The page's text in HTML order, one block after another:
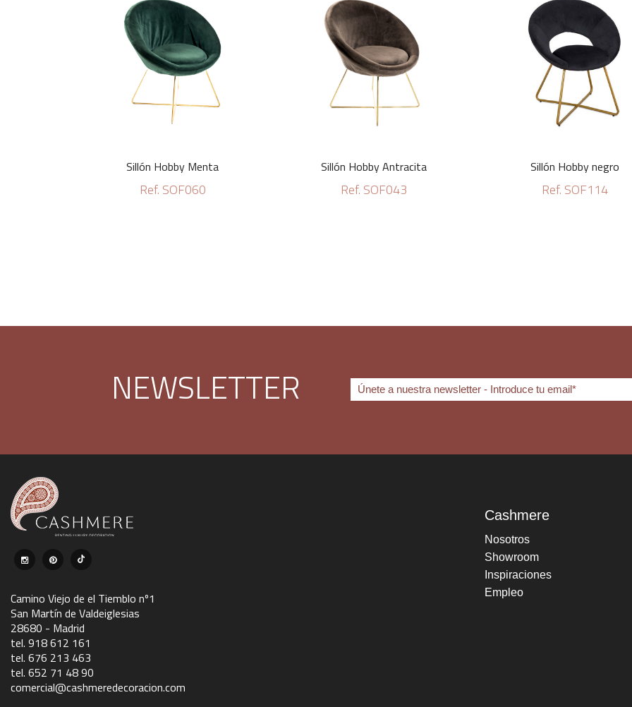
Sillón Hobby Menta
Ref. SOF060
Sillón Hobby Antracita
Ref. SOF043
Sillón Hobby negro
Ref. SOF114
NEWSLETTER
Camino Viejo de el Tiemblo nº1
San Martín de Valdeiglesias
28680 - Madrid
tel. 918 612 161
tel. 676 213 463
tel. 652 71 48 90
comercial@cashmeredecoracion.com
Cashmere
Nosotros
Showroom
Inspiraciones
Empleo